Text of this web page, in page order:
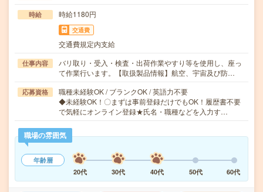
時給 時給1180円
交通費
交通費規定内支給
仕事内容
バリ取り・受入・検査・出荷作業やすり等を使用し、座っ
て作業行います。【取扱製品情報】航空、宇宙及び防…
応募資格
職種未経験OK / ブランクOK / 英語力不要
◆未経験OK！〇まずは事前登録だけでもOK！履歴書不要
で気軽にオンライン登録★氏名・職種などを入力す…
職場の雰囲気
年齢層
20代
30代 40代 50代 60代